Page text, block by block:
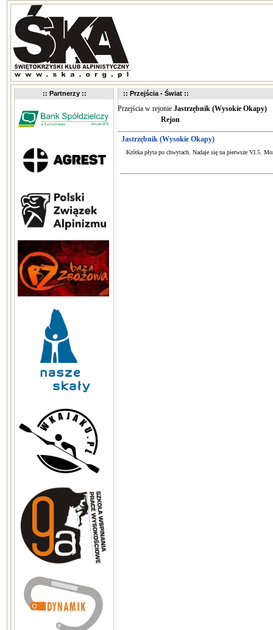
:: Partnerzy :: :: Przejścia - Świat ::
Przejścia w rejonie Jastrzębnik (Wysokie Okapy)
Rejon
Jastrzębnik (Wysokie Okapy)
Krótka płyta po chwytach. Nadaje się na pierwsze VI.5.